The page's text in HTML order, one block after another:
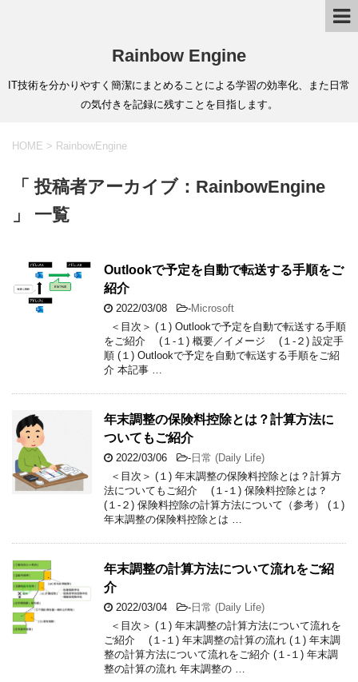
Rainbow Engine
IT技術を分かりやすく簡潔にまとめることによる学習の効率化、また日常
の気付きを記録に残すことを目指します。
HOME > RainbowEngine
「 投稿者アーカイブ：RainbowEngine
」 一覧
Outlookで予定を自動で転送する手順をご
紹介
2022/03/08 -Microsoft
＜目次＞ (１) Outlookで予定を自動で転送する手順
をご紹介 (１-１) 概要／イメージ (１-２) 設定手
順 (１) Outlookで予定を自動で転送する手順をご紹
介 本記事 …
年末調整の保険料控除とは？計算方法に
ついてもご紹介
2022/03/06 -日常 (Daily Life)
＜目次＞ (１) 年末調整の保険料控除とは？計算方
法についてもご紹介 (１-１) 保険料控除とは？
(１-２) 保険料控除の計算方法について（参考） (１)
年末調整の保険料控除とは …
年末調整の計算方法について流れをご紹
介
2022/03/04 -日常 (Daily Life)
＜目次＞ (１) 年末調整の計算方法について流れを
ご紹介 (１-１) 年末調整の計算の流れ (１) 年末調
整の計算方法について流れをご紹介 (１-１) 年末調
整の計算の流れ 年末調整の …